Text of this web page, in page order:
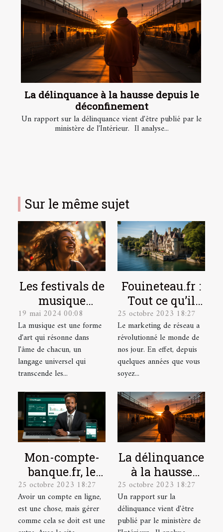
La délinquance à la hausse depuis le
déconfinement
Un rapport sur la délinquance vient d'être publié par le
ministère de l'Intérieur. Il analyse...
Sur le même sujet
Les festivals de
musique
indépendante
et leur
contribution à
la scène
culturelle
19 mai 2024 00:08
La musique est une forme
d'art qui résonne dans
l'âme de chacun, un
langage universel qui
transcende les...
Fouineteau.fr :
Tout ce qu’il
faut savoir sur
ce site
25 octobre 2023 18:27
Le marketing de réseau a
révolutionné le monde de
nos jour. En effet, depuis
quelques années que vous
soyez...
Mon-compte-
banque.fr, le
site idéal pour
la gestion de
vos comptes en
25 octobre 2023 18:27
Avoir un compte en ligne,
est une chose, mais gérer
comme cela se doit est une
La délinquance
à la hausse
depuis le
déconfinement
25 octobre 2023 18:27
Un rapport sur la
délinquance vient d'être
publié par le ministère de